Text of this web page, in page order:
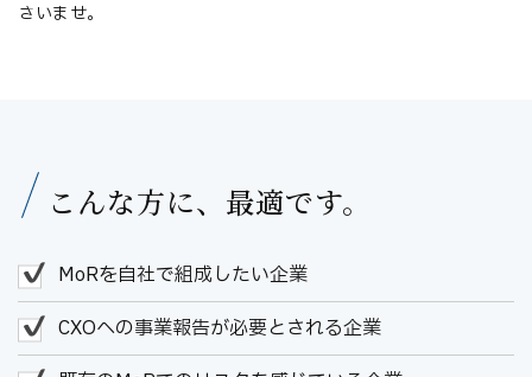
さいませ。
こんな方に、最適です。
MoRを自社で組成したい企業
CXOへの事業報告が必要とされる企業